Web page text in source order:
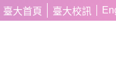
臺大首頁 臺大校訊